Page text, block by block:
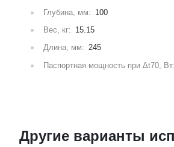
Глубина, мм: 100
Вес, кг: 15.15
Длина, мм: 245
Паспортная мощность при Δt70, Вт:
Другие варианты